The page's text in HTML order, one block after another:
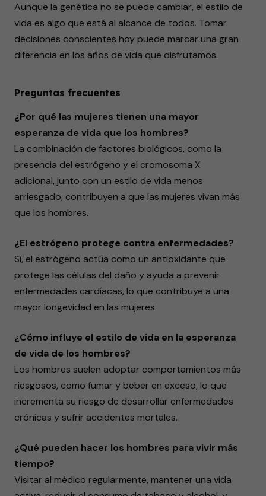
Aunque la genética no se puede cambiar, el estilo de
vida es algo que está al alcance de todos. Tomar
decisiones conscientes hoy puede marcar una gran
diferencia en los años de vida que disfrutamos.
Preguntas frecuentes
¿Por qué las mujeres tienen una mayor
esperanza de vida que los hombres?
La combinación de factores biológicos, como la
presencia del estrógeno y el cromosoma X
adicional, junto con un estilo de vida menos
arriesgado, contribuyen a que las mujeres vivan más
que los hombres.
¿El estrógeno protege contra enfermedades?
Sí, el estrógeno actúa como un antioxidante que
protege las células del daño y ayuda a prevenir
enfermedades cardíacas, lo que contribuye a una
mayor longevidad en las mujeres.
¿Cómo influye el estilo de vida en la esperanza
de vida de los hombres?
Los hombres suelen adoptar comportamientos más
riesgosos, como fumar y beber en exceso, lo que
incrementa su riesgo de desarrollar enfermedades
crónicas y sufrir accidentes mortales.
¿Qué pueden hacer los hombres para vivir más
tiempo?
Visitar al médico regularmente, mantener una vida